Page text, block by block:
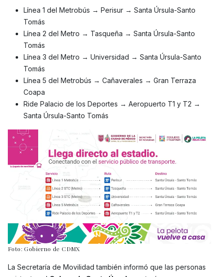
Línea 1 del Metrobús → Perisur → Santa Úrsula-Santo
Tomás
Línea 2 del Metro → Tasqueña → Santa Úrsula-Santo
Tomás
Línea 3 del Metro → Universidad → Santa Úrsula-Santo
Tomás
Línea 5 del Metrobús → Cañaverales → Gran Terraza
Coapa
Ride Palacio de los Deportes → Aeropuerto T1 y T2 →
Santa Úrsula-Santo Tomás
Foto: Gobierno de CDMX
La Secretaría de Movilidad también informó que las personas